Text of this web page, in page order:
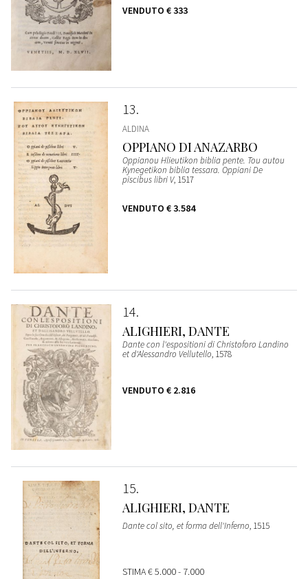
VENDUTO € 333
13
ALDINA
OPPIANO DI ANAZARBO
Oppianou Hlieutikon biblia pente. Tou autou
Kynegetikon biblia tessara. Oppiani De
piscibus libri V, 1517
VENDUTO € 3.584
14
ALIGHIERI, DANTE
Dante con l'espositioni di Christoforo Landino
et d'Alessandro Vellutello, 1578
VENDUTO € 2.816
15
ALIGHIERI, DANTE
Dante col sito, et forma dell'Inferno, 1515
STIMA€ 5.000 - 7.000